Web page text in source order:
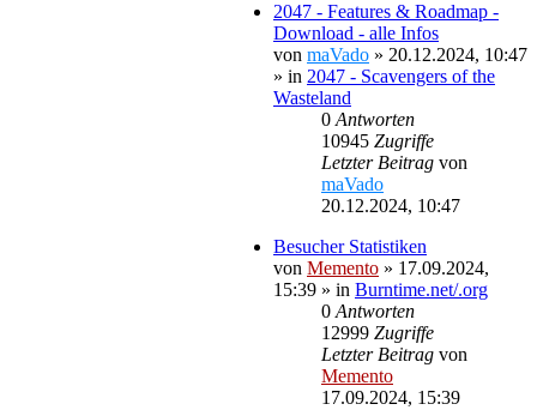
2047 - Features & Roadmap -
Download - alle Infos
von maVado » 20.12.2024, 10:47
» in 2047 - Scavengers of the
Wasteland
0 Antworten
10945 Zugriffe
Letzter Beitrag von
maVado
20.12.2024, 10:47
Besucher Statistiken
von Memento » 17.09.2024,
15:39 » in Burntime.net/.org
0 Antworten
12999 Zugriffe
Letzter Beitrag von
Memento
17.09.2024, 15:39